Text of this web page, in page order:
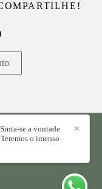
✕
se a vontade
o imenso